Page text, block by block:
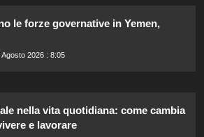
le forze governative in Yemen,
Agosto 2026 : 8:05
nella vita quotidiana: come cambia
e lavorare